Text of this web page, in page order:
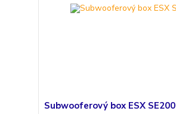
Subwooferový box ESX SE200